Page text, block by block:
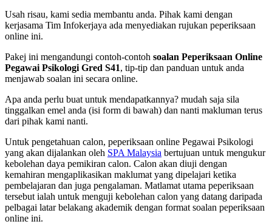
Usah risau, kami sedia membantu anda. Pihak kami dengan
kerjasama Tim Infokerjaya ada menyediakan rujukan peperiksaan
online ini.
Pakej ini mengandungi contoh-contoh soalan Peperiksaan Online
Pegawai Psikologi Gred S41, tip-tip dan panduan untuk anda
menjawab soalan ini secara online.
Apa anda perlu buat untuk mendapatkannya? mudah saja sila
tinggalkan emel anda (isi form di bawah) dan nanti makluman terus
dari pihak kami nanti.
Untuk pengetahuan calon, peperiksaan online Pegawai Psikologi
yang akan dijalankan oleh SPA Malaysia bertujuan untuk mengukur
kebolehan daya pemikiran calon. Calon akan diuji dengan
kemahiran mengaplikasikan maklumat yang dipelajari ketika
pembelajaran dan juga pengalaman. Matlamat utama peperiksaan
tersebut ialah untuk menguji kebolehan calon yang datang daripada
pelbagai latar belakang akademik dengan format soalan peperiksaan
online ini.